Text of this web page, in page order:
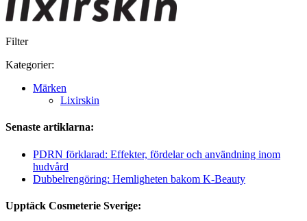
Filter
Kategorier:
Märken
Lixirskin
Senaste artiklarna:
PDRN förklarad: Effekter, fördelar och användning inom
hudvård
Dubbelrengöring: Hemligheten bakom K-Beauty
Upptäck Cosmeterie Sverige: